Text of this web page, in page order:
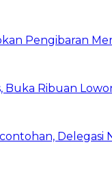
Pengibaran
Buka Ribuan
Delegasi